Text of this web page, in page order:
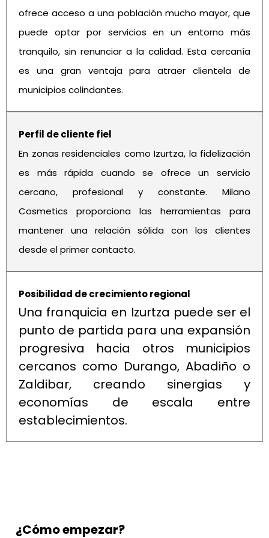
ofrece acceso a una población mucho mayor, que
puede optar por servicios en un entorno más
tranquilo, sin renunciar a la calidad. Esta cercanía
es una gran ventaja para atraer clientela de
municipios colindantes.
Perfil de cliente fiel
En zonas residenciales como Izurtza, la fidelización
es más rápida cuando se ofrece un servicio
cercano, profesional y constante. Milano
Cosmetics proporciona las herramientas para
mantener una relación sólida con los clientes
desde el primer contacto.
Posibilidad de crecimiento regional
Una franquicia en Izurtza puede ser el
punto de partida para una expansión
progresiva hacia otros municipios
cercanos como Durango, Abadiño o
Zaldibar, creando sinergias y
economías de escala entre
establecimientos.
¿Cómo empezar?